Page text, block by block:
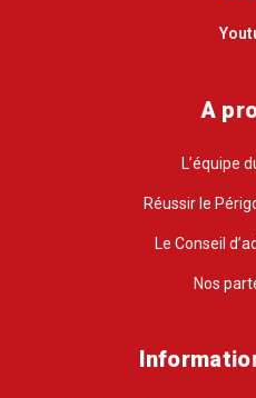
A
L’équipe
Réussir le
Le Conseil
Nos